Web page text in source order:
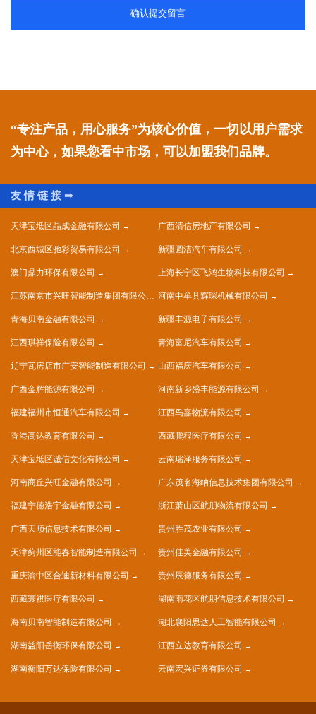
确认提交留言
“专注产品，用心服务”为核心价值，一切以用户需求
为中心，如果您看中市场，可以加盟我们品牌。
天津宝坻区晶成金融有限公司 广西清信房地产有限公司
北京西城区驰彩贸易有限公司 新疆圆洁汽车有限公司
澳门鼎力环保有限公司 上海长宁区飞鸿生物科技有限公司
江苏南京市兴旺智能制造集团有限公司 河南中牟县辉琛机械有限公司
青海贝南金融有限公司 新疆丰源电子有限公司
江西琪祥保险有限公司 青海富尼汽车有限公司
辽宁瓦房店市广安智能制造有限公司 山西福庆汽车有限公司
广西金辉能源有限公司 河南新乡盛丰能源有限公司
福建福州市恒通汽车有限公司 江西鸟嘉物流有限公司
香港高达教育有限公司 西藏鹏程医疗有限公司
天津宝坻区诚信文化有限公司 云南瑞泽服务有限公司
河南商丘兴旺金融有限公司 广东茂名海纳信息技术集团有限公司
福建宁德浩宇金融有限公司 浙江萧山区航朋物流有限公司
广西天顺信息技术有限公司 贵州胜茂农业有限公司
天津蓟州区能春智能制造有限公司 贵州佳美金融有限公司
重庆渝中区合迪新材料有限公司 贵州辰德服务有限公司
西藏寰祺医疗有限公司 湖南雨花区航朋信息技术有限公司
海南贝南智能制造有限公司 湖北襄阳思达人工智能有限公司
湖南益阳岳衡环保有限公司 江西立达教育有限公司
湖南衡阳万达保险有限公司 云南宏兴证券有限公司